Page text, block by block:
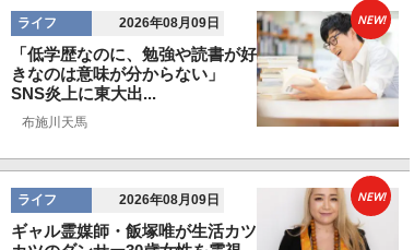
ライフ 2026年08月09日
「低学歴なのに、勉強や読書が好
きなのは意味が分からない」
SNS炎上に東大出...
布施川天馬
NEW!
ライフ 2026年08月09日
ギャル霊媒師・飯塚唯が生活カツ
NEW!